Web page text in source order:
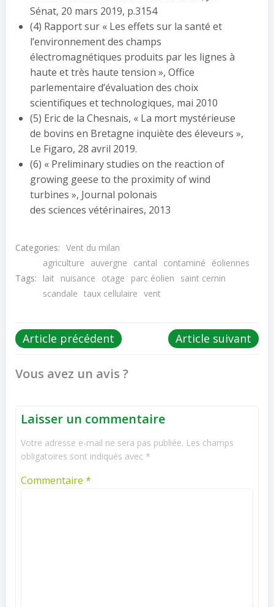
Sénat, 20 mars 2019, p.3154
(4) Rapport sur « Les effets sur la santé et
l’environnement des champs
électromagnétiques produits par les lignes à
haute et très haute tension », Office
parlementaire d’évaluation des choix
scientifiques​ et technologiques, mai 2010
(5) Eric de la Chesnais, « La mort mystérieuse
de bovins en Bretagne inquiète des éleveurs »,
Le Figaro, 28 avril 2019.
(6) « Preliminary studies on the reaction of
growing geese to the proximity of wind
turbines », Journal polonais
des sciences vétérinaires, 2013
Categories: Vent du milan
Tags:
agriculture auvergne cantal contaminé
éoliennes
lait
nuisance otage parc éolien
saint cernin
scandale taux cellulaire vent
Post
Article précédent
PostArticle suivant
Vous avez un avis ?
Laisser un commentaire
Votre adresse e-mail ne sera pas publiée. Les champs
obligatoires sont indiqués avec *
Commentaire *